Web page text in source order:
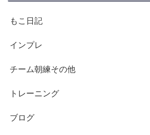
もこ日記
インプレ
チーム朝練その他
トレーニング
ブログ